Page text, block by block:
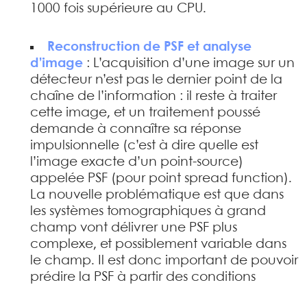
1000 fois supérieure au CPU.
Reconstruction de PSF et analyse
d’image : L’acquisition d’une image sur un
détecteur n’est pas le dernier point de la
chaîne de l’information : il reste à traiter
cette image, et un traitement poussé
demande à connaître sa réponse
impulsionnelle (c’est à dire quelle est
l’image exacte d’un point-source)
appelée PSF (pour point spread function).
La nouvelle problématique est que dans
les systèmes tomographiques à grand
champ vont délivrer une PSF plus
complexe, et possiblement variable dans
le champ. Il est donc important de pouvoir
prédire la PSF à partir des conditions